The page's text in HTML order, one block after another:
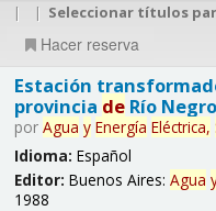
| | Seleccionar títulos
Hacer reserva
Estación
provincia deRío Negro
por Agua y Energía Eléctrica,
Idioma: Español
Editor: Buenos Aires: Agua
1988